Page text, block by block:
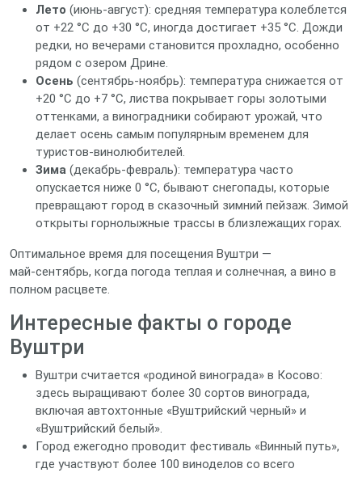
Лето (июнь‑август): средняя температура колеблется
от +22 °C до +30 °C, иногда достигает +35 °C. Дожди
редки, но вечерами становится прохладно, особенно
рядом с озером Дрине.
Осень (сентябрь‑ноябрь): температура снижается от
+20 °C до +7 °C, листва покрывает горы золотыми
оттенками, а виноградники собирают урожай, что
делает осень самым популярным временем для
туристов‑винолюбителей.
Зима (декабрь‑февраль): температура часто
опускается ниже 0 °C, бывают снегопады, которые
превращают город в сказочный зимний пейзаж. Зимой
открыты горнолыжные трассы в близлежащих горах.
Оптимальное время для посещения Вуштри —
май‑сентябрь, когда погода теплая и солнечная, а вино в
полном расцвете.
Интересные факты о городе
Вуштри
Вуштри считается «родиной винограда» в Косово:
здесь выращивают более 30 сортов винограда,
включая автохтонные «Вуштрийский черный» и
«Вуштрийский белый».
Город ежегодно проводит фестиваль «Винный путь»,
где участвуют более 100 виноделов со всего